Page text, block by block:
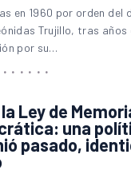
en 1960 por orden del
Trujillo, tras años
por su…
Ley de
una
pasado,